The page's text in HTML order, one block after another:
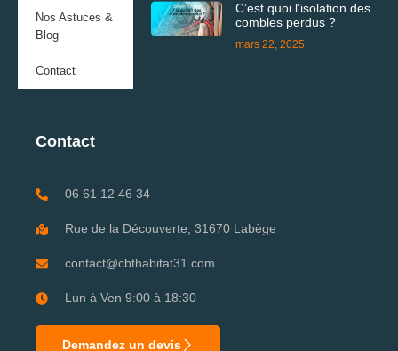
Nos Astuces &
Blog
Contact
C’est quoi l’isolation des
combles perdus ?
mars 22, 2025
Contact
06 61 12 46 34
Rue de la Découverte, 31670 Labège
contact@cbthabitat31.com
Lun à Ven 9:00 à 18:30
Demandez un devis